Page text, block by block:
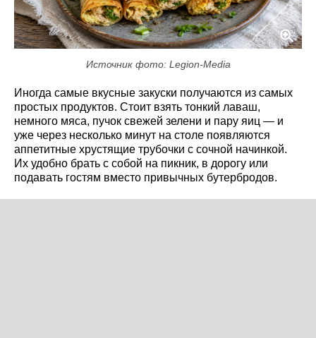
Источник фото: Legion-Media
Иногда самые вкусные закуски получаются из самых
простых продуктов. Стоит взять тонкий лаваш,
немного мяса, пучок свежей зелени и пару яиц — и
уже через несколько минут на столе появляются
аппетитные хрустящие трубочки с сочной начинкой.
Их удобно брать с собой на пикник, в дорогу или
подавать гостям вместо привычных бутербродов.